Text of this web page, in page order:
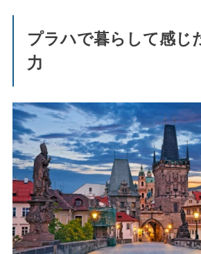
プラハで暮らして感じ
力